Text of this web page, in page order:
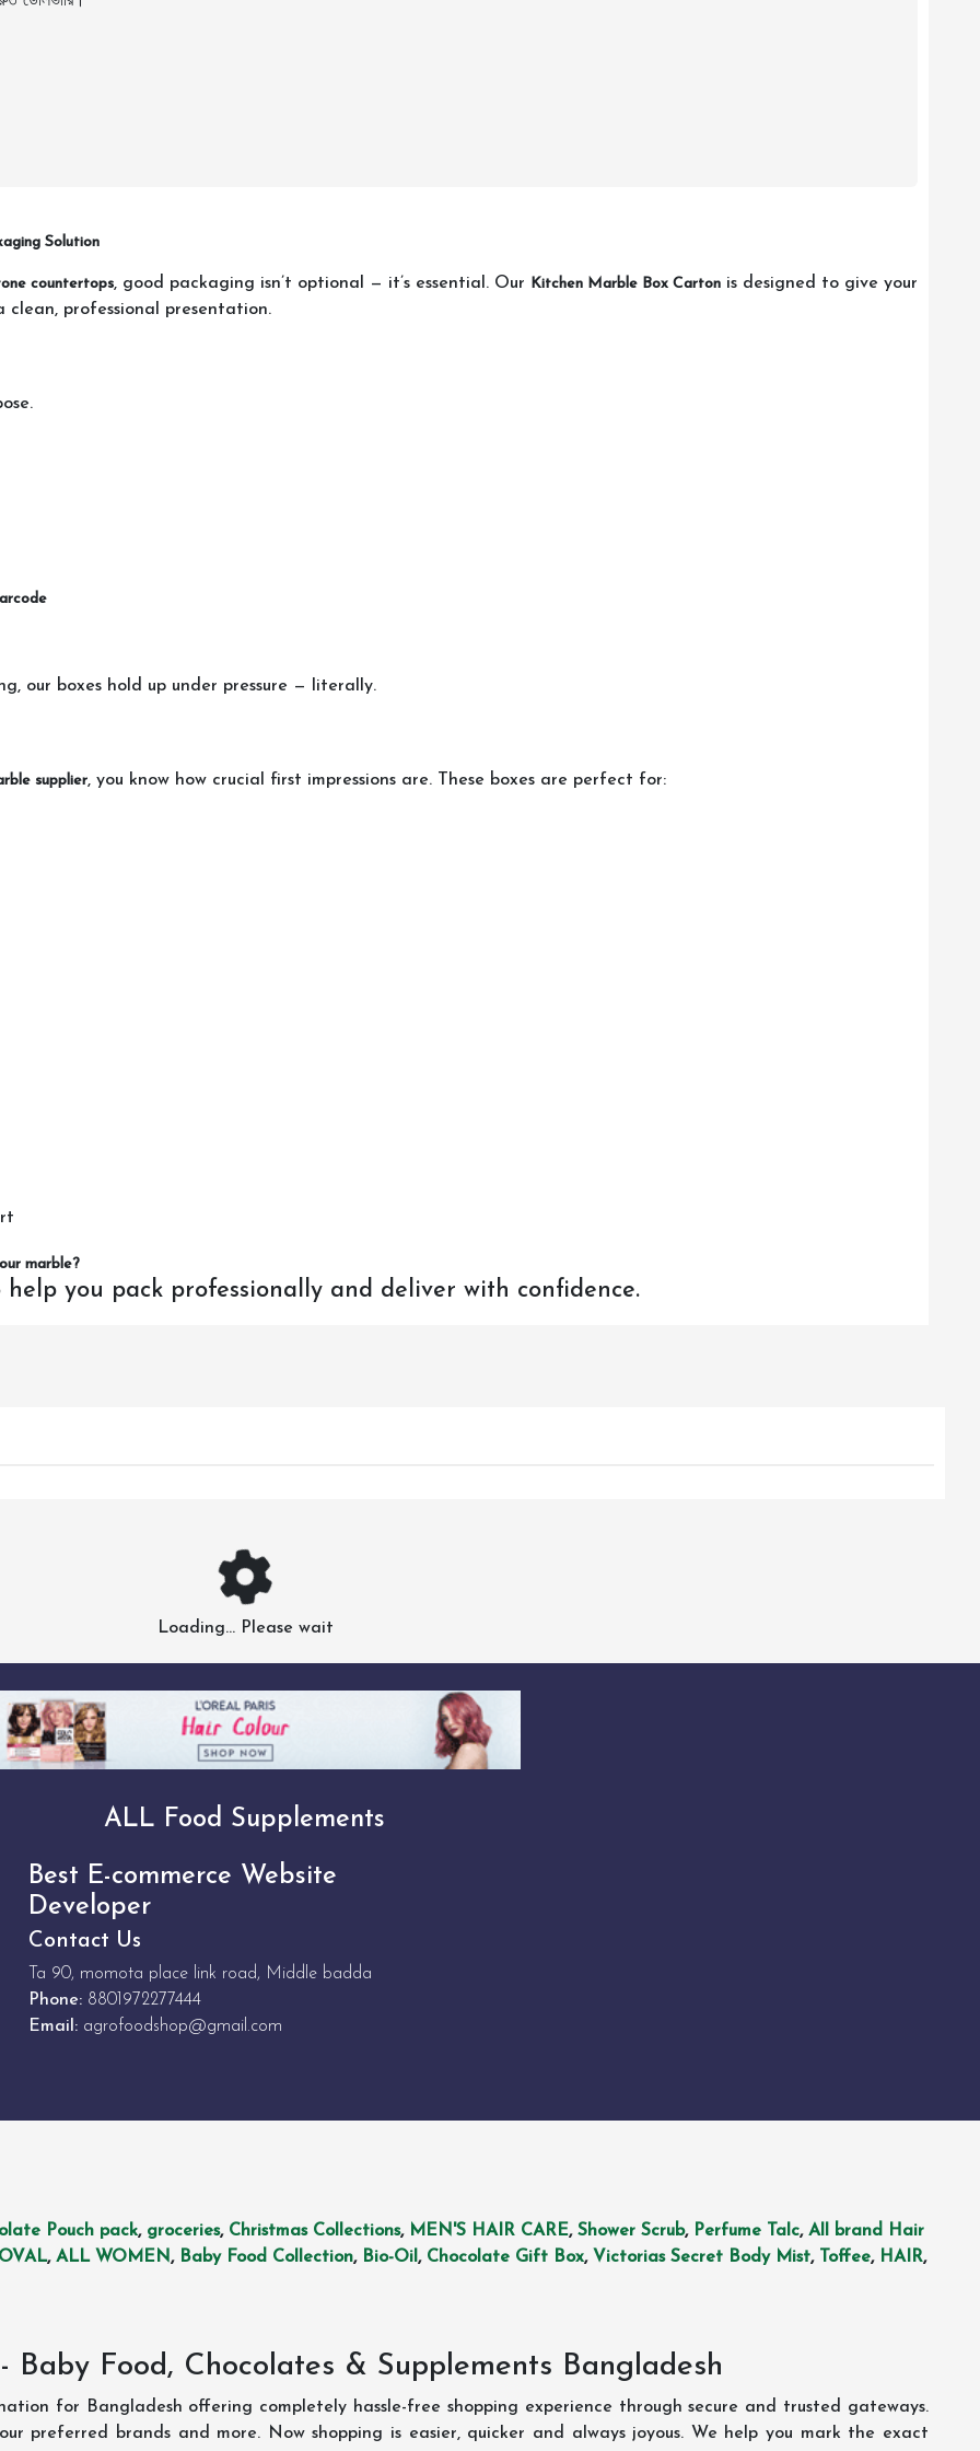
Solution
countertops, good packaging isn’t optional — it’s essential. Our Kitchen Marble Box Carton is designed to give your
professional presentation.
our boxes hold up under pressure — literally.
supplier, you know how crucial first impressions are. These boxes are perfect for:
marble?
you pack professionally and deliver with confidence.
Loading... Please wait
ALL Food Supplements
Best E-commerce Website
Developer
Contact Us
Ta 90, momota place link road, Middle badda
Phone: 8801972277444
Email: agrofoodshop@gmail.com
Pouch pack, groceries, Christmas Collections, MEN'S HAIR CARE, Shower Scrub, Perfume Talc, All brand Hair
, ALL WOMEN, Baby Food Collection, Bio-Oil , Chocolate Gift Box, Victorias Secret Body Mist, Toffee, HAIR,
Baby Food, Chocolates & Supplements Bangladesh
for Bangladesh offering completely hassle-free shopping experience through secure and trusted gateways.
preferred brands and more. Now shopping is easier, quicker and always joyous. We help you mark the exact